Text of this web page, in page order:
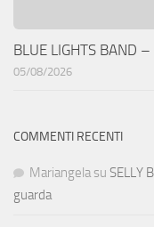
BLUE LIGHTS BAND
05/08/2026
COMMENTI RECENTI
Mariangela su SELLY
guarda